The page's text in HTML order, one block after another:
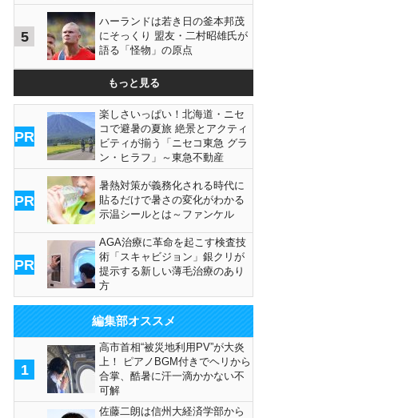
5
ハーランドは若き日の釜本邦茂
にそっくり 盟友・二村昭雄氏が
語る「怪物」の原点
もっと見る
PR
楽しさいっぱい！北海道・ニセ
コで避暑の夏旅 絶景とアクティ
ビティが揃う「ニセコ東急 グラ
ン・ヒラフ」～東急不動産
PR
暑熱対策が義務化される時代に
貼るだけで暑さの変化がわかる
示温シールとは～ファンケル
PR
AGA治療に革命を起こす検査技
術「スキャビジョン」銀クリが
提示する新しい薄毛治療のあり
方
編集部オススメ
1
高市首相“被災地利用PV”が大炎
上！ ピアノBGM付きでヘリから
合掌、酷暑に汗一滴かかない不
可解
佐藤二朗は信州大経済学部から